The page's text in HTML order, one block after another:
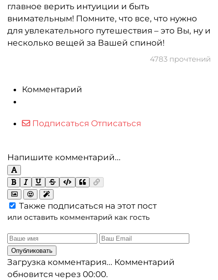
главное верить интуиции и быть
внимательным! Помните, что все, что нужно
для увлекательного путешествия – это Вы, ну и
несколько вещей за Вашей спиной!
4783 прочтений
Комментарий
Подписаться Отписаться
Напишите комментарий...
Также подписаться на этот пост
или оставить комментарий как гость
Опубликовать
Загрузка комментария... Комментарий
обновится через 00:00.